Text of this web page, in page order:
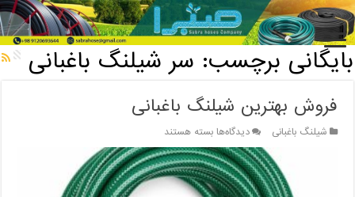
خانه / بایگانی برچسب: سر شیلنگ باغبانی
بایگانی برچسب: سر شیلنگ باغبانی
فروش بهترین شیلنگ باغبانی
شیلنگ باغبانی دیدگاه‌هابرای
فروش
بهترین
شیلنگ
باغبانی
بسته هستند